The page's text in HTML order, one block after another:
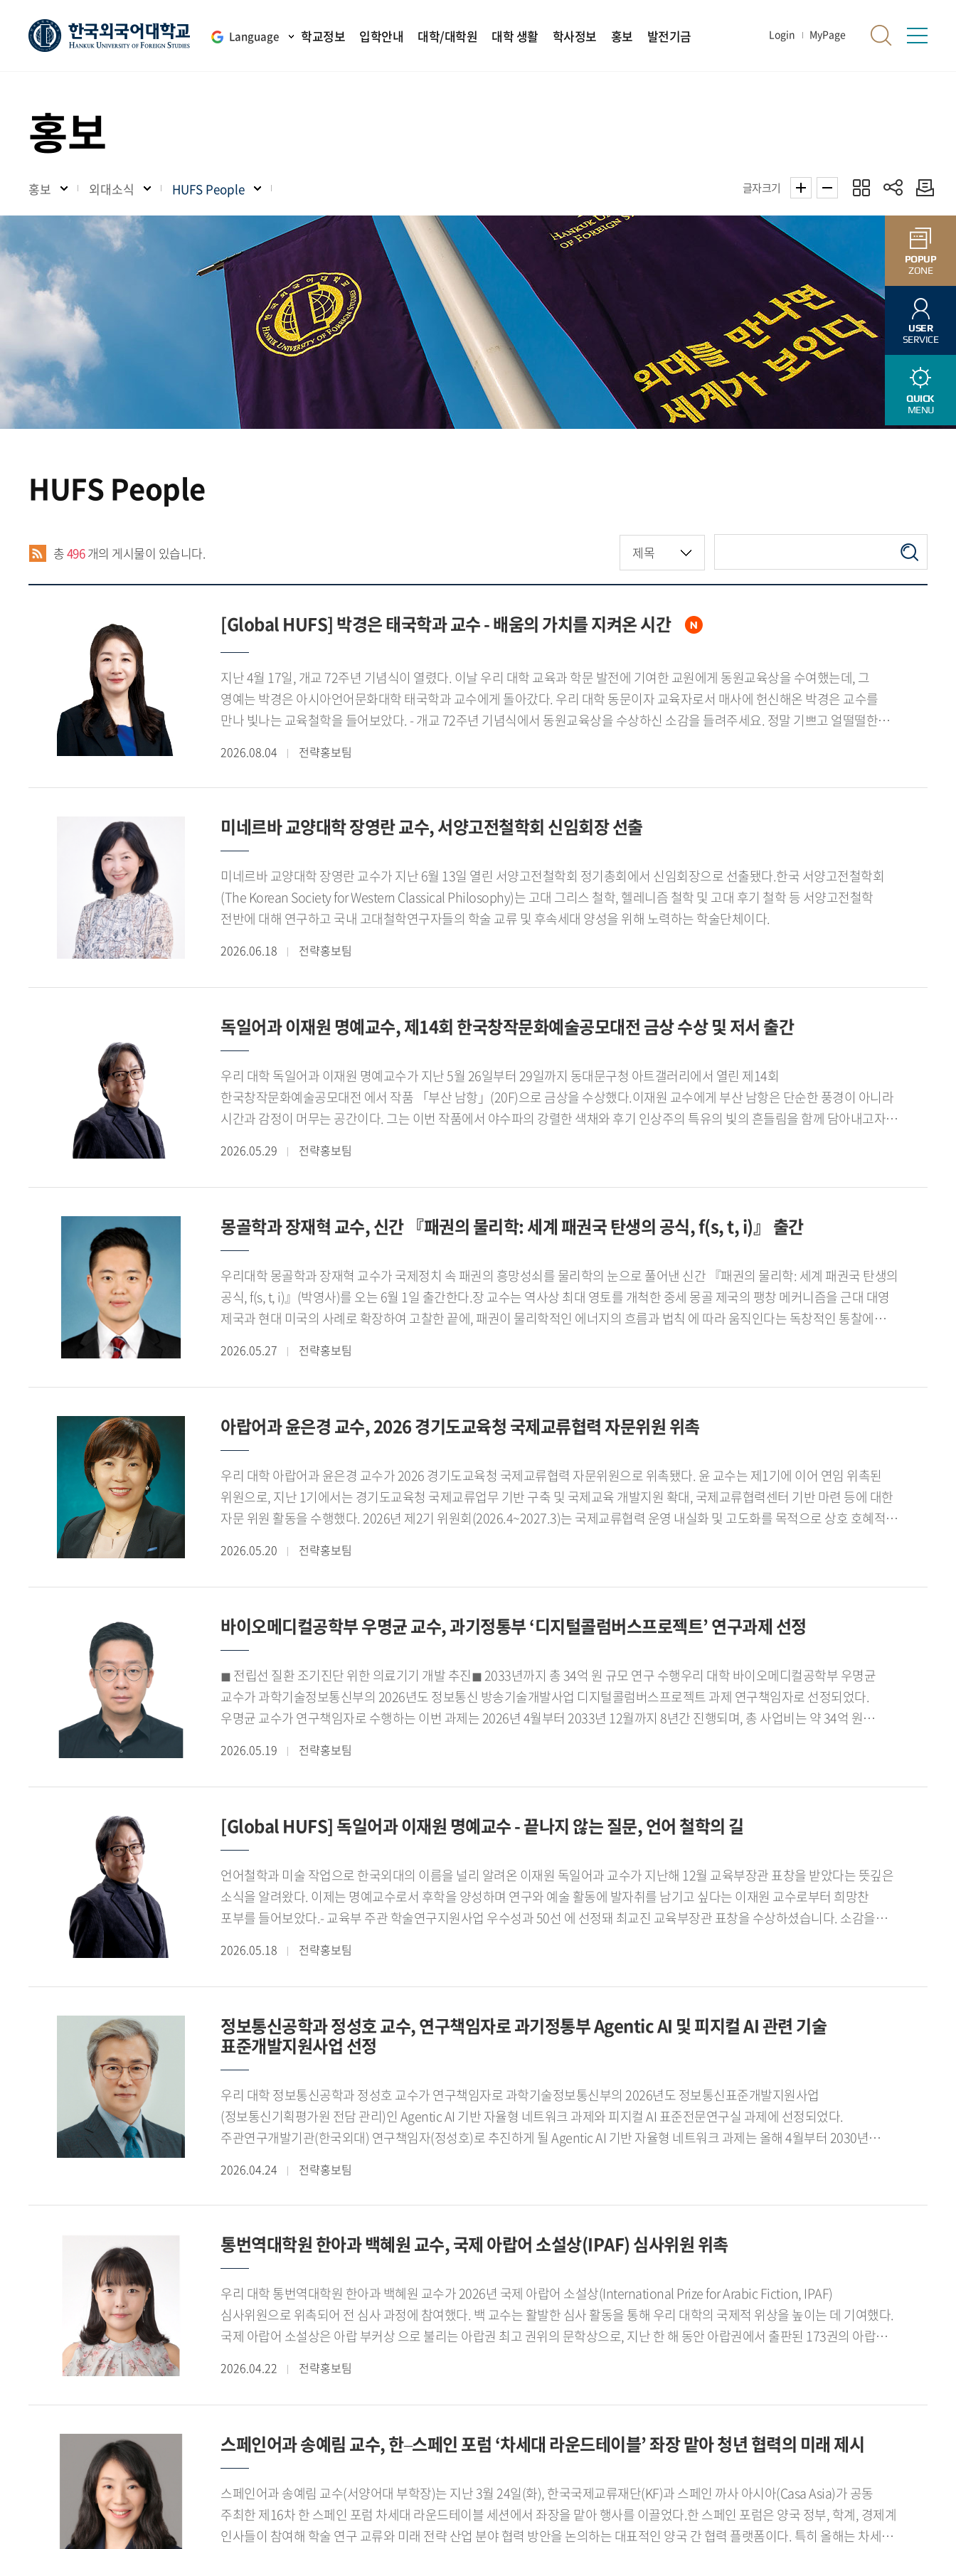
Language 학교정보 입학안내 대학/대학원 대학 생활 학사정보 홍보 발전기금 Login MyPage
POPUP
ZONE
USER
SERVICE
QUICK
MENU
홍보
홍보 외대소식 HUFS People 글자크기
HUFS People
총496개의 게시물이 있습니다.
[Global HUFS] 박경은 태국학과 교수 - 배움의 가치를 지켜온 시간
지난 4월 17일, 개교 72주년 기념식이 열렸다. 이날 우리 대학 교육과 학문 발전에 기여한 교원에게 동원교육상을 수여했는데, 그
영예는 박경은 아시아언어문화대학 태국학과 교수에게 돌아갔다. 우리 대학 동문이자 교육자로서 매사에 헌신해온 박경은 교수를
만나 빛나는 교육철학을 들어보았다. - 개교 72주년 기념식에서 동원교육상을 수상하신 소감을 들려주세요. 정말 기쁘고 얼떨떨한
추천을 받았다는 사실에 더욱 감사한 마음이 큽니다. - 동원교육상을 수상할 수 있었던 이유를 어떻게 생각하십니까?상을 받게 되면서
주변에 훌륭한 교수님들이 많으신데 어떻게 저한테 이런 영광이 돌아왔을까 생각해봤습니다. 아무래도 다양한 수업 모델을 개발
특수외국어교육진흥원 부원장 등 주요 보직을 거치며 대학 발전에 이바지해온 점을 좋게 봐주셨으리라 예상합니다. - 교수님은 우리
한국외대 동문이기도 합니다. 한국외대는 교수님에게 어떤 의미입니까?저는 태국어과 98학번 동문입니다. 학창시절 외국어 공부에
흥미가 있었는데, 집안 형편이 어려워 진로 고민이 많았습니다. 다행히 한국외대에 장학생으로 입학했고 좋은 교수님들을 만나 학업에
집중할 수 있었습니다. 그러다 대학 4학년 때 우리 대학에 교환교수로 오신 태국인 교수님이 유학을 제안해주셨습니다. 집안 형편을
생각하면 유학은 너무 먼일이었습니다. 그런 사정을 털어놓았더니 교수님이 저와 저희 어머니와 만나 밤새 이야기를 나누며
챙겨주셨고요. 돌이켜보면 한국외대에서 만난 모든 분이 고마운 인연이었고, 제가 교육자로 지금에 이르기까지 많이 도와주셨습니다.
기록해왔습니다만, 처음부터 강의 평가가 최우수는 아니었습니다. 제 강의 평가는 2020년 전과 후로 나뉜다고 봅니다. 우리
태국어학과에서는 교수가 언어학은 물론 지역학 강의도 함께 합니다. 제가 태국에서 보낸 10년을 토대로 수업을 진행했는데, 지적
동남아시아 지역학 석사 학위를 취득했습니다. 그때 새로운 시야가 열렸습니다. 그동안은 교수 입장의 저만 있었다면, 다시 학생의
입장으로 돌아가 교수님들을 바라보며 저의 부족한 점을 깨닫고 어떤 수업을 할지 지침을 세우게 된 겁니다. 이후 어떤 과목을 맡든
철저히 수업 준비를 하고, 연구를 활발히 진행해 성과를 강의에 접목했습니다. 또 학생들에게 적극적으로 피드백을 줘 학생 개개인이
어떻게 발전해 나가야 할지 고민을 나눴습니다. 그리고 같은 학문을 닦은 선배로서 교과서 밖 세상에 대해 많이 알려주려
들려주십시오.싱가포르 국립대학교에서 공부할 때 이주민 연구를 많이 진행했습니다. 언어학과 이주민 연구는 차이가 큽니다.
이주민 관련 연구와 사회서비스 개발 활동을 적극적으로 진행하고 있습니다. 최근에는 보건복지부 사업으로 태국어 의료통역사
양성과정을 개설했고, BBB코리아의 태국어 전화통역사 심사 양성과정, 난민통역사 심사위원으로 활동했습니다. 전 세계 누구나
강의를 볼 수 있는 KOCW 사이트에서는 제가 올린 태국어 교육 영상이 30만 뷰를 넘어 상을 받았습니다. 국가행사에서 대통령 통역을
맡기도 했습니다. 국가와 지역사회에 도움이 되는 연구와 대외활동은 사양하지 않고 적극 참여하는 편입니다. - 앞으로의 활동 계획을
들려주세요.올해 우리 태국어학과가 창설 60주년을 맞이했습니다. 2학기에 학과 행사를 준비 중인데 동문들에게는 학교를 사랑하는
기간에 언어학과 이주민 연구를 병행해 좋은 학자로 남고 싶습니다. 그래서 우리 학생들에게 선배이자 교육자로서 꼭 필요한 사람이
2026.08.04 전략홍보팀
미네르바 교양대학 장영란 교수, 서양고전철학회 신임회장 선출
미네르바 교양대학 장영란 교수가 지난 6월 13일 열린 서양고전철학회 정기총회에서 신임회장으로 선출됐다.한국 서양고전철학회
(The Korean Society for Western Classical Philosophy)는 고대 그리스 철학, 헬레니즘 철학 및 고대 후기 철학 등 서양고전철학
전반에 대해 연구하고 국내 고대철학연구자들의 학술 교류 및 후속세대 양성을 위해 노력하는 학술단체이다.
2026.06.18 전략홍보팀
독일어과 이재원 명예교수, 제14회 한국창작문화예술공모대전 금상 수상 및 저서 출간
우리 대학 독일어과 이재원 명예교수가 지난 5월 26일부터 29일까지 동대문구청 아트갤러리에서 열린 제14회
한국창작문화예술공모대전 에서 작품 「부산 남항」(20F)으로 금상을 수상했다.이재원 교수에게 부산 남항은 단순한 풍경이 아니라
시간과 감정이 머무는 공간이다. 그는 이번 작품에서 야수파의 강렬한 색채와 후기 인상주의 특유의 빛의 흔들림을 함께 담아내고자
마친 존재들로서 정지와 움직임의 경계를 상징하며, 항구의 고요함 속에 감춰진 긴장감과 분주함을 드러낸다. 또한 화면 속 바다는
단순한 배경을 넘어 희망과 미지의 세계를 암시하는 공간으로 제시된다. 작가는 빛과 어둠이 교차하는 순간의 서정성을 포착하는 데
그렇게 부산 남항의 밤은 떠남과 머묾이 공존하는 풍경으로 완성되었다.한편 이재원 교수는 저서 『권력은 언어를 타고 흐른다』를
통해 언어와 권력, 프레임, 정치 담론의 관계를 인문학적으로 탐구하며, 언어가 단순한 의사소통 수단을 넘어 사회와 현실을 구성하는
힘이라는 점을 심층적으로 분석했다.아울러 서강대학교 조신 박사와의 공저 『쇼펜하우어의 논쟁 전략』에서는 쇼펜하우어의
『논쟁에서 이기는 38가지 방법』을 중심으로 현대 사회의 설득과 논쟁 구조를 해설하며, 논리와 수사학, 인간 심리에 대한 통찰을
담아냈다.
2026.05.29 전략홍보팀
몽골학과 장재혁 교수, 신간 『패권의 물리학: 세계 패권국 탄생의 공식, f(s, t, i)』 출간
우리대학 몽골학과 장재혁 교수가 국제정치 속 패권의 흥망성쇠를 물리학의 눈으로 풀어낸 신간 『패권의 물리학: 세계 패권국 탄생의
공식, f(s, t, i)』(박영사)를 오는 6월 1일 출간한다.장 교수는 역사상 최대 영토를 개척한 중세 몽골 제국의 팽창 메커니즘을 근대 대영
제국과 현대 미국의 사례로 확장하여 고찰한 끝에, 패권이 물리학적인 에너지의 흐름과 법칙 에 따라 움직인다는 독창적인 통찰에
을 정립하여 역사 속 패권의 성쇠를 완전히 새로운 프레임으로 명쾌하게 풀어낸다.인문 사회과학과 자연과학의 경계를 허문 이번
신간은 인류의 과거와 현재를 관통하는 물리적 법칙을 제시하며, 현재의 미국 패권을 새롭게 조명하고 나아가 다가올 미래 세계
2026.05.27 전략홍보팀
아랍어과 윤은경 교수, 2026 경기도교육청 국제교류협력 자문위원 위촉
우리 대학 아랍어과 윤은경 교수가 2026 경기도교육청 국제교류협력 자문위원으로 위촉됐다. 윤 교수는 제1기에 이어 연임 위촉된
위원으로, 지난 1기에서는 경기도교육청 국제교류업무 기반 구축 및 국제교육 개발지원 확대, 국제교류협력센터 기반 마련 등에 대한
자문 위원 활동을 수행했다. 2026년 제2기 위원회(2026.4~2027.3)는 국제교류협력 운영 내실화 및 고도화를 목적으로 상호 호혜적
체계 고도화 등에 대해 자문과 권고, 제안을 수행하게 된다. 윤 교수는 위촉 직후 열린 전체 회의에서 경기도교육청은 K-Edu 국제화와
교육 분야 국제교류협력의 대표 거점으로 빠르게 성장하고 있다 며, 다양한 문화권 교육 기관과의 상호 호혜적 프로젝트 활동을 통해
의견을 밝혀 관심을 모았다.
2026.05.20 전략홍보팀
바이오메디컬공학부 우명균 교수, 과기정통부 ‘디지털콜럼버스프로젝트’ 연구과제 선정
◼ 전립선 질환 조기진단 위한 의료기기 개발 추진◼ 2033년까지 총 34억 원 규모 연구 수행우리 대학 바이오메디컬공학부 우명균
교수가 과학기술정보통신부의 2026년도 정보통신 방송기술개발사업 디지털콜럼버스프로젝트 과제 연구책임자로 선정되었다.
우명균 교수가 연구책임자로 수행하는 이번 과제는 2026년 4월부터 2033년 12월까지 8년간 진행되며, 총 사업비는 약 34억 원
기여하는 것을 목표로 한다. 연구팀은 실제 임상 및 의료 현장에서 활용 가능한 의료기기 개발과 상용화를 추진할 계획이다.우 교수는
의료용 RF 하드웨어 분야에서 높은 전문성과 독창성을 갖춘 연구자로, 의료영상의 해상도와 정밀도를 향상시키는 핵심 기술 개발에
사례가 드문 분야로 학문적 희소성과 미래 성장 가능성이 높은 영역으로 평가받고 있다.이번 연구에는
대구경북첨단의료산업진흥재단 최욱수 박사와 이대목동병원 이효정 교수가 함께하여 공동으로 연구를 수행할 예정이다.
2026.05.19 전략홍보팀
[Global HUFS] 독일어과 이재원 명예교수 - 끝나지 않는 질문, 언어 철학의 길
언어철학과 미술 작업으로 한국외대의 이름을 널리 알려온 이재원 독일어과 교수가 지난해 12월 교육부장관 표창을 받았다는 뜻깊은
소식을 알려왔다. 이제는 명예교수로서 후학을 양성하며 연구와 예술 활동에 발자취를 남기고 싶다는 이재원 교수로부터 희망찬
포부를 들어보았다.- 교육부 주관 학술연구지원사업 우수성과 50선 에 선정돼 최교진 교육부장관 표창을 수상하셨습니다. 소감을
저서로는 텍스트언어학사. 연대기학에서 메타히스토리오그라피로 , 조신 박사(서강대)와 공동저술한 텍스트중심 번역학 등이
있습니다. 2024년 6월에는 한국연구재단 중견연구자에 선정돼 10년간 연구지원을 받게 됐고, 연구 테마는 언어철학사입니다. 이를
인정받아 2025년 교육부 학술연구지원사업 우수성과 50선 에 선정됐습니다. 수상 소식을 듣고 연구를 향한 제 노력을 인정받았다는
사실에 매우 기뻤습니다. 또 그동안 꾸준히 진행해 온 언어철학 연구가 의미 있게 평가받았다는 점에서 큰 격려가 되었습니다. -
교육부장관 표창을 수상한 연구내용을 소개해 주십시오.이 연구는 서양 언어철학이 어디에서 시작되었는지 고대 철학자
헤라클레이토스의 언어관에서 찾으려는 시도입니다. 헤라클레이토스는 세계가 끊임없이 변화한다고 보았고, 그 변화 속에 질서를
부여하는 원리를 로고스(logos) 라고 불렀습니다. 저는 헤라클레이토스의 로고스 개념을 출발점으로 삼아 서양 언어철학 전체의
흐름을 하나의 사상적 계보로 다시 읽어보는 작업을 진행했습니다. 쉽게 말해 서양 철학에서 언어와 세계의 관계를 어떻게 이해해
왔는가 라는 긴 역사를 하나의 뿌리에서 다시 정리한 연구입니다.- 이번 수상이 교수님의 언어철학 연구에 미친 영향은 무엇입니까? -
이번 수상은 연구를 마무리했다기보다 앞으로 더 깊이 탐구해야 할 과제가 남아 있음을 일깨워 준 계기가 됐습니다. 앞으로는 고대
주제로 삼고자 합니다. 매년 몇 편의 논문과 학술대회 발표를 통해 이러한 연구를 조금씩 축적해 나갈 생각입니다. 더불어 그동안
진행해 온 연구들을 종합하여 언어철학사 라는 보다 체계적인 저술로 정리하는 것도 중요한 목표 가운데 하나입니다. - 교수님은 평소
시작했으니 거의 45년 정도 작업해온 셈입니다. 솔직히 학부 재학시절에는 공부보다는 그림에 미쳐있다시피 했습니다. 방학이면
일주일 넘게 스케치 여행을 다녔고, 10여 년간의 독일 유학 시절에도 꾸준히 그림을 그렸습니다. 귀국 후에는 그림촌 졸업생들을
모아서 프러시안 블루 라는 모임을 만들어 해마다 인사동에서 그룹전을 하고 있습니다. 지금도 시간이 있을 때마다 들판으로 스케치를
떠납니다. 들판을 거닐면서 작품구상을 하고, 연구논문 구상도 합니다. 임진강, 강화도, 교동도, 신도, 시도, 장봉도, 북한산 근처, 한강
원천이지요. 그러다 8년 전 대한민국미술대전에서 입상하면서 공모전에 출품하기 시작했습니다. 지금까지 40여 회 정도 입상했네요.
있습니다. - 앞으로의 활동계획을 들려주십시오.저는 올해 2월 28일부로 그간의 교수직을 마무리했습니다. 명예교수로서 얼마간은
강의를 계속하고, 연구와 작업시간도 많이 가질 예정입니다. 저는 연구하다가 지치면 붓을 들고 작업을 합니다. 그래서 연구도 작업도
언제나 새롭습니다. 지금은 저와 같이 은퇴한 한성대학교 역사문화학부 박준철 교수와 마르틴 루터의 일생을 담은 마르틴 브레히트의
대작을 번역 중입니다. 언어철학사 는 조만간 고대 부분을 마무리 지어 저서로 펴낼 생각입니다. 돌아오는 4월경부터는 경인미술대전,
남농미술대전, 대한민국현대미술대전 등에 출품하기 위해 작업에 몰입할 작정입니다. 인생의 즐거움은 은퇴 이후라는 말이 있습니다.
2026.05.18 전략홍보팀
정보통신공학과 정성호 교수, 연구책임자로 과기정통부 Agentic AI 및 피지컬 AI 관련 기술
표준개발지원사업 선정
우리 대학 정보통신공학과 정성호 교수가 연구책임자로 과학기술정보통신부의 2026년도 정보통신표준개발지원사업
(정보통신기획평가원 전담 관리)인 Agentic AI 기반 자율형 네트워크 과제와 피지컬 AI 표준전문연구실 과제에 선정되었다.
주관연구개발기관(한국외대) 연구책임자(정성호)로 추진하게 될 Agentic AI 기반 자율형 네트워크 과제는 올해 4월부터 2030년
올해 4월부터 2033년 12월까지 8년간 한국전자통신연구원(주관) 등과 함께 수행하며, 두 과제의 총 사업비는 약 69억
규모이다.Agentic AI 기반 자율형 네트워크 과제에서는 다중 AI Agent 시스템이 디바이스 엣지 클라우드를 포함하는 차세대 통신
기술을 개발한다. 피지컬 AI 표준전문연구실 과제에서는 국제표준화기구의 정책위원회 대응 활동을 통해 피지컬 AI 분야 표준화
의제를 선점하고, 주요 표준화 그룹 신설을 통한 오피니언 리더로 활동하며, 피지컬 AI 관련 핵심 기술 표준 개발을 통한 국제표준화
주도권 확보 및 한국의 영향력 확대를 추진한다.정성호 교수는 현재 우리 대학원 원장 및 과학기술정통부 ICT 국제 표준화 명장으로
활동하고 있으며, 인공지능과 통신네트워크의 융합을 통한 지능형 네트워크 표준화 부문에서 차세대 전문가 양성을 위한 멘토링과
국제표준화 대응 전략 수립 및 국가 ICT 표준화 정책 자문 등도 진행하고 있다.
2026.04.24 전략홍보팀
통번역대학원 한아과 백혜원 교수, 국제 아랍어 소설상(IPAF) 심사위원 위촉
우리 대학 통번역대학원 한아과 백혜원 교수가 2026년 국제 아랍어 소설상(International Prize for Arabic Fiction, IPAF)
심사위원으로 위촉되어 전 심사 과정에 참여했다. 백 교수는 활발한 심사 활동을 통해 우리 대학의 국제적 위상을 높이는 데 기여했다.
국제 아랍어 소설상은 아랍 부커상 으로 불리는 아랍권 최고 권위의 문학상으로, 지난 한 해 동안 아랍권에서 출판된 173권의 아랍어
의 『삶의 흐름을 거슬러(Struggling Against the Current of Life)』로, 지난 4월 9일 비대면 방식으로 최종 발표 및 시상식이
진행됐다.이번 심사는 당초 아랍에미리트(UAE) 아부다비에서 개최될 예정이었으나, 중동 정세로 인해 비대면 생중계 방식으로
논의의 장으로 기능한다는 점에서 이번 시상식은 더욱 큰 의미를 지닌 것으로 평가된다.백 교수는 올해 심사위원 가운데 유일한
비아랍권 인사로 참여했으며, 한국 연구자가 IPAF 심사위원으로 선정된 것은 이번이 처음이다. 이를 통해 아랍문학에 대한 해석의
다양성이 확대되고, 아랍권 내 한국 연구자의 인지도 제고는 물론 국내 아랍어 연구자의 국제 무대 참여 기회 확대에도 기여할 것으로
기대된다.아울러 이번 위촉은 우리 대학 통번역대학원이 아랍어 및 통번역 분야에서 국제적 경쟁력을 갖춘 교육 연구 기관임을
보여주는 사례로, 향후 수상작의 한국어 번역과 국내 출판 가능성 확대에도 긍정적으로 작용할 전망이다.
2026.04.22 전략홍보팀
스페인어과 송예림 교수, 한–스페인 포럼 ‘차세대 라운드테이블’ 좌장 맡아 청년 협력의 미래 제시
스페인어과 송예림 교수(서양어대 부학장)는 지난 3월 24일(화), 한국국제교류재단(KF)과 스페인 까사 아시아(Casa Asia)가 공동
주최한 제16차 한 스페인 포럼 차세대 라운드테이블 세션에서 좌장을 맡아 행사를 이끌었다.한 스페인 포럼은 양국 정부, 학계, 경제계
인사들이 참여해 학술 연구 교류와 미래 전략 산업 분야 협력 방안을 논의하는 대표적인 양국 간 협력 플랫폼이다. 특히 올해는 차세대